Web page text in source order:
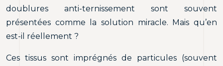
doublures anti-ternissement sont souvent
présentées comme la solution miracle. Mais qu’en
est-il réellement ?
Ces tissus sont imprégnés de particules (souvent